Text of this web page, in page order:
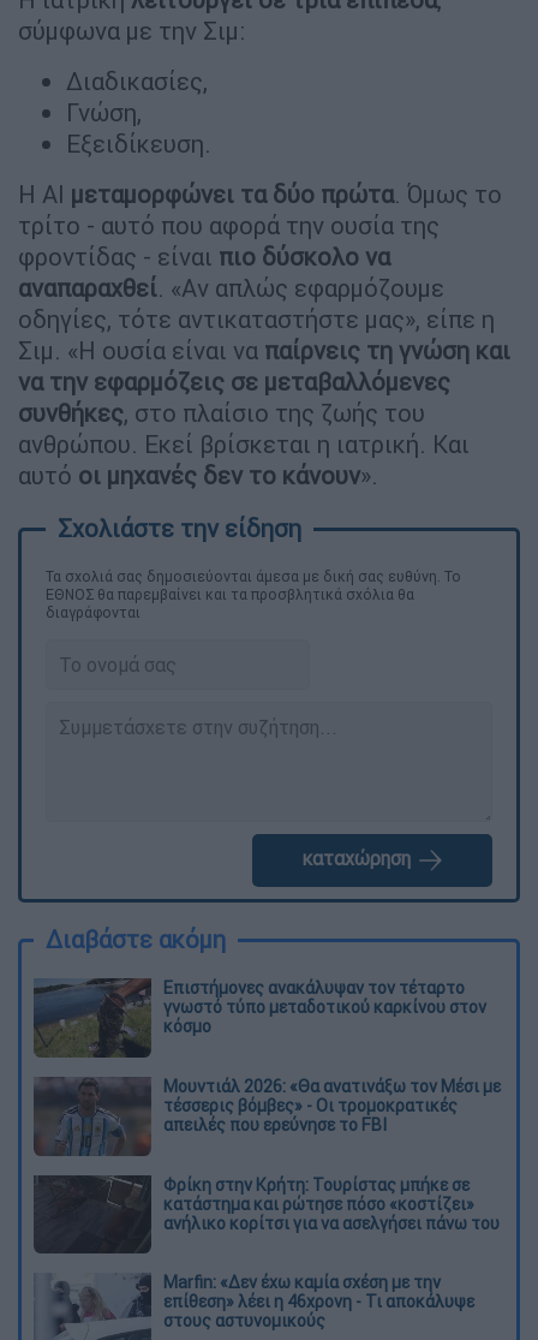
σύμφωνα με την Σιμ:
Διαδικασίες,
Γνώση,
Εξειδίκευση.
Η AI μεταμορφώνει τα δύο πρώτα. Όμως το
τρίτο - αυτό που αφορά την ουσία της
φροντίδας - είναι πιο δύσκολο να
αναπαραχθεί. «Αν απλώς εφαρμόζουμε
οδηγίες, τότε αντικαταστήστε μας», είπε η
Σιμ. «Η ουσία είναι να παίρνεις τη γνώση και
να την εφαρμόζεις σε μεταβαλλόμενες
συνθήκες, στο πλαίσιο της ζωής του
ανθρώπου. Εκεί βρίσκεται η ιατρική. Και
αυτό οι μηχανές δεν το κάνουν».
Τα σχολιά σας δημοσιεύονται άμεσα με δική σας ευθύνη. Το
ΕΘΝΟΣ θα παρεμβαίνει και τα προσβλητικά σχόλια θα
διαγράφονται
καταχώρηση
Διαβάστε ακόμη
Επιστήμονες ανακάλυψαν τον τέταρτο
γνωστό τύπο μεταδοτικού καρκίνου στον
κόσμο
Μουντιάλ 2026: «Θα ανατινάξω τον Μέσι με
τέσσερις βόμβες» - Οι τρομοκρατικές
απειλές που ερεύνησε το FBI
Φρίκη στην Κρήτη: Τουρίστας μπήκε σε
κατάστημα και ρώτησε πόσο «κοστίζει»
ανήλικο κορίτσι για να ασελγήσει πάνω του
Marfin: «Δεν έχω καμία σχέση με την
επίθεση» λέει η 46χρονη - Τι αποκάλυψε
στους αστυνομικούς